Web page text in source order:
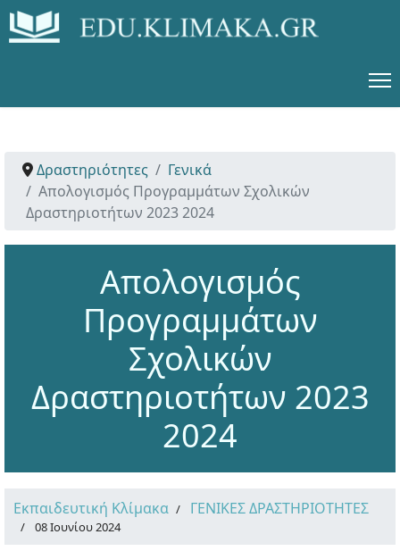
Δραστηριότητες
Γενικά
Απολογισμός Προγραμμάτων Σχολικών
Δραστηριοτήτων 2023 2024
Απολογισμός
Προγραμμάτων
Σχολικών
Δραστηριοτήτων 2023
2024
Εκπαιδευτική Κλίμακα ΓΕΝΙΚΕΣ ΔΡΑΣΤΗΡΙΟΤΗΤΕΣ
08 Ιουνίου 2024